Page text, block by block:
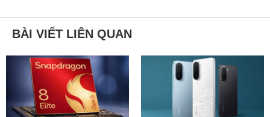
BÀI VIẾT LIÊN QUAN